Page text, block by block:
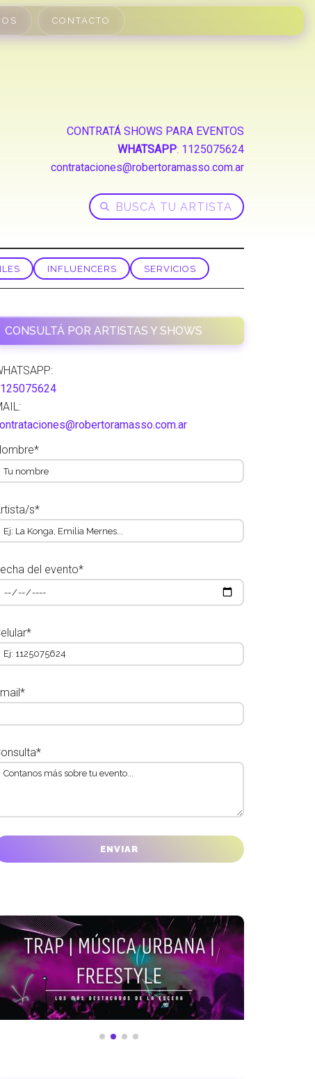
CONTACTO
CONTRATÁ SHOWS PARA EVENTOS
WHATSAPP: 1125075624
contrataciones@robertoramasso.com.ar
INFLUENCERS SERVICIOS
CONSULTÁ POR ARTISTAS Y SHOWS
s*
del evento*